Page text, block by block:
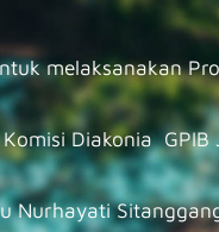
melaksanakan
Diakonia
Nurhayati